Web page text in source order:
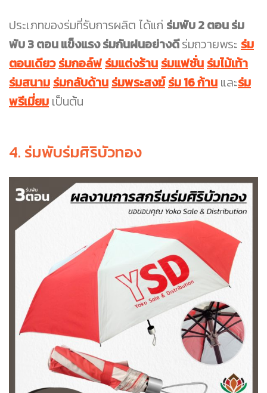
ประเภทของร่มที่รับการผลิต ได้แก่ ร่มพับ 2 ตอน ร่ม
พับ 3 ตอน แข็งแรง ร่มกันฝนอย่างดีร่มถวายพระ ร่ม
ตอนเดียวร่มกอล์ฟร่มแต่งร้านร่มแฟชั่นร่มไม้เท้า
ร่มสนามร่มกลับด้านร่มพระสงฆ์ร่ม 16 ก้าน และร่ม
พรีเมี่ยม เป็นต้น
4. ร่มพับร่มศิริบัวทอง